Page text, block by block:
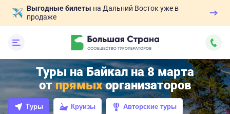
Выгодные билеты на Дальний Восток уже в
продаже
Туры на Байкал на 8 марта
отпрямыхорганизаторов
Туры Круизы Авторские туры